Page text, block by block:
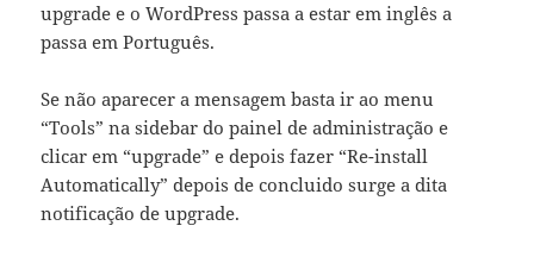
upgrade e o WordPress passa a estar em inglês a
passa em Português.
Se não aparecer a mensagem bastair ao menu
“Tools” na sidebar do painel de administração e
clicar em “upgrade” e depois fazer “Re-install
Automatically” depois de concluido surge a dita
notificação de upgrade.